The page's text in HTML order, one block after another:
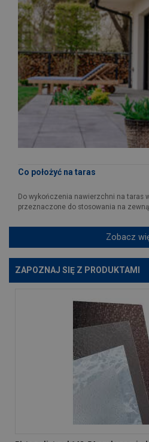
Co położyć na taras
Do wykończenia nawierzchni na taras
przeznaczone do stosowania na
Zobacz
ZAPOZNAJ SIĘ Z PRODUKTAMI